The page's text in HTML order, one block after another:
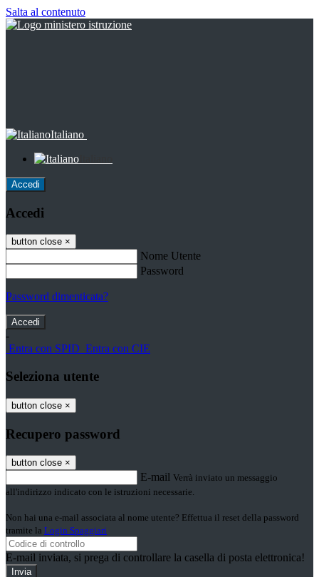
Salta al contenuto
Italiano
Accedi
Accedi
button close ×
Nome Utente
Password
Password dimenticata?
-
Entra con SPID Entra con CIE
Seleziona utente
button close ×
Recupero password
button close ×
E-mail Verrà inviato un messaggio
all'indirizzo indicato con le istruzioni necessarie.
Non hai una e-mail associata al nome utente? Effettua il reset della password
tramite la Login Spaggiari
E-mail inviata, si prega di controllare la casella di posta elettronica!